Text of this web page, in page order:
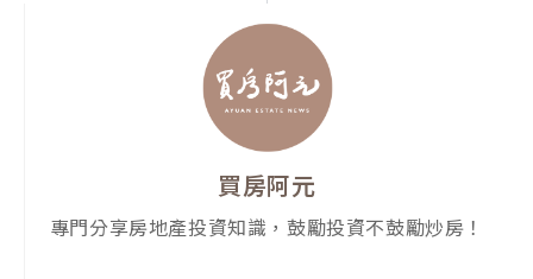
買房阿元
專門分享房地產投資知識，鼓勵投資不鼓勵炒房！